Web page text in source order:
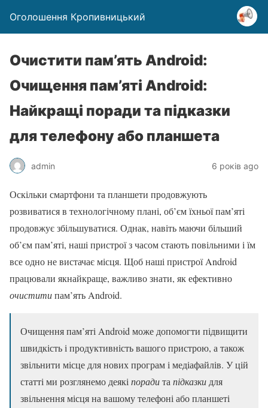
Оголошення Кропивницький
Очистити пам’ять Android:
Очищення пам’яті Android:
Найкращі поради та підказки
для телефону або планшета
admin 6 років ago
Оскільки смартфони та планшети продовжують
розвиватися в технологічному плані, об’єм їхньої пам’яті
продовжує збільшуватися. Однак, навіть маючи більший
об’єм пам’яті, наші пристрої з часом стають повільними і їм
все одно не вистачає місця. Щоб наші пристрої Android
працювали якнайкраще, важливо знати, як ефективно
очиститипам’ять Android.
Очищення пам’яті Android може допомогти підвищити
швидкість і продуктивність вашого пристрою, а також
звільнити місце для нових програм і медіафайлів. У цій
статті ми розглянемо деякі порадита підказки для
звільнення місця на вашому телефоні або планшеті